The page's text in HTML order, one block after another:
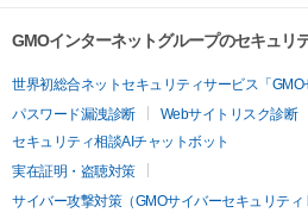
GMOインターネットグループのセキュリ
世界初総合ネットセキュリティサービス「GMO
パスワード漏洩診断
Webサイトリスク診断
セキュリティ相談AIチャットボット
実在証明・盗聴対策
サイバー攻撃対策（GMOサイバーセキュリティ